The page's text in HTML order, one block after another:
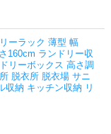
ーラック 薄型 幅
160cm ランドリー収
リーボックス 高さ調
脱衣所 脱衣場 サニ
収納 キッチン収納 リ